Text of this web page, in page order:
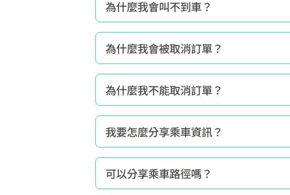
為什麼我會叫不到車？
為什麼我會被取消訂單？
為什麼我不能取消訂單？
我要怎麼分享乘車資訊？
可以分享乘車路徑嗎？